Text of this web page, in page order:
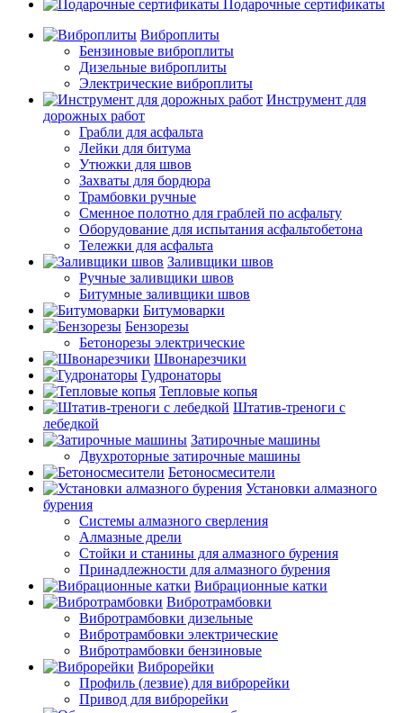
Подарочные сертификаты
Виброплиты
Бензиновые виброплиты
Дизельные виброплиты
Электрические виброплиты
Инструмент для
дорожных работ
Грабли для асфальта
Лейки для битума
Утюжки для швов
Захваты для бордюра
Трамбовки ручные
Сменное полотно для граблей по асфальту
Оборудование для испытания асфальтобетона
Тележки для асфальта
Заливщики швов
Ручные заливщики швов
Битумные заливщики швов
Битумоварки
Бензорезы
Бетонорезы электрические
Швонарезчики
Гудронаторы
Тепловые копья
Штатив-треноги с
лебедкой
Затирочные машины
Двухроторные затирочные машины
Бетоносмесители
Установки алмазного
бурения
Системы алмазного сверления
Алмазные дрели
Стойки и станины для алмазного бурения
Принадлежности для алмазного бурения
Вибрационные катки
Вибротрамбовки
Вибротрамбовки дизельные
Вибротрамбовки электрические
Вибротрамбовки бензиновые
Виброрейки
Профиль (лезвие) для виброрейки
Привод для виброрейки